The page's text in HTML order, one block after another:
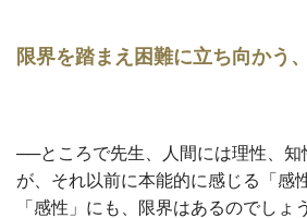
限界を踏まえ困難に立ち向かう
──ところで先生、人間には理性、知
が、それ以前に本能的に感じる「感
「感性」にも、限界はあるのでしょ